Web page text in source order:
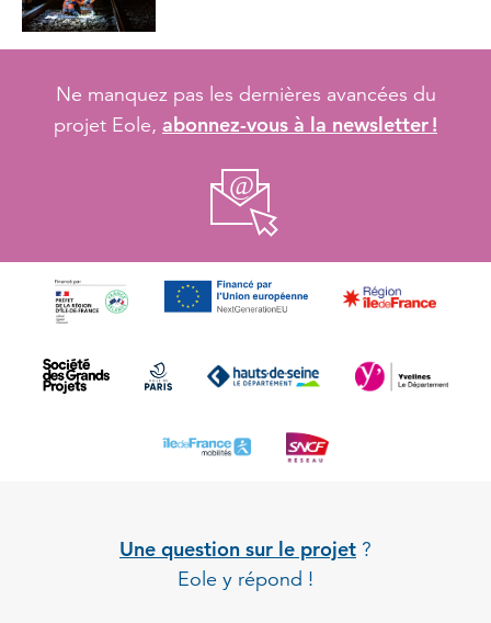
Ne manquez pas les dernières avancées du
projet Eole, abonnez-vous à la newsletter !
Une question sur le projet ?
Eole y répond !